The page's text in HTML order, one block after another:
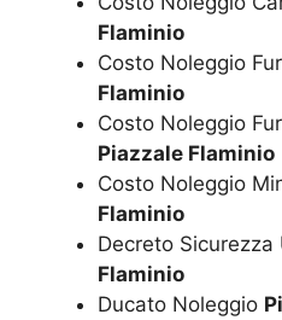
Flaminio
Costo Noleggio
Flaminio
Costo Noleggio
Piazzale Flaminio
Costo Noleggio
Flaminio
Decreto Sicurezza
Flaminio
Ducato Noleggio